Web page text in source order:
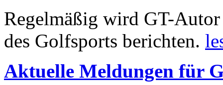
Regelmäßig wird GT-
des Golfsports berichten.
Aktuelle Meldungen für